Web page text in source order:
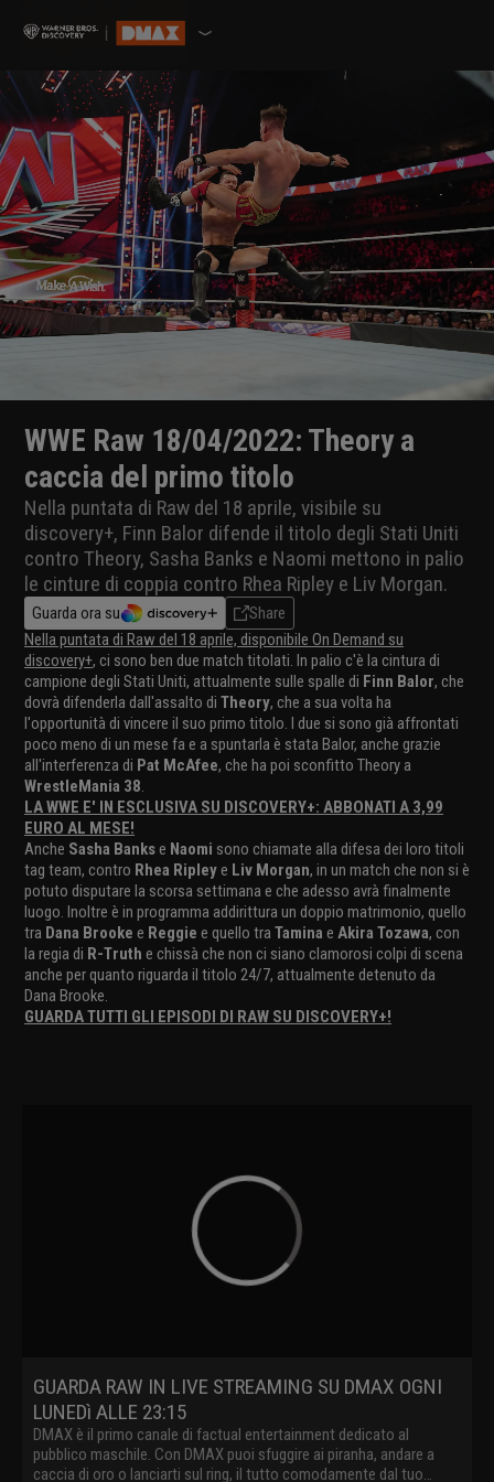
WWE Raw 18/04/2022: Theory a
caccia del primo titolo
Nella puntata di Raw del 18 aprile, visibile su
discovery+, Finn Balor difende il titolo degli Stati Uniti
contro Theory, Sasha Banks e Naomi mettono in palio
le cinture di coppia contro Rhea Ripley e Liv Morgan.
Guarda ora su
Share
Nella puntata di Raw del 18 aprile, disponibile On Demand su
discovery+, ci sono ben due match titolati. In palio c'è la cintura di
campione degli Stati Uniti, attualmente sulle spalle di Finn Balor, che
dovrà difenderla dall'assalto di Theory, che a sua volta ha
l'opportunità di vincere il suo primo titolo. I due si sono già affrontati
poco meno di un mese fa e a spuntarla è stata Balor, anche grazie
all'interferenza di Pat McAfee, che ha poi sconfitto Theory a
WrestleMania 38.
LA WWE E' IN ESCLUSIVA SU DISCOVERY+: ABBONATI A 3,99
EURO AL MESE!
Anche Sasha Bankse Naomi sono chiamate alla difesa dei loro titoli
tag team, contro Rhea Ripleye Liv Morgan, in un match che non si è
potuto disputare la scorsa settimana e che adesso avrà finalmente
luogo. Inoltre è in programma addirittura un doppio matrimonio, quello
tra Dana Brooke e Reggie e quello tra Tamina e Akira Tozawa, con
la regia di R-Truth e chissà che non ci siano clamorosi colpi di scena
anche per quanto riguarda il titolo 24/7, attualmente detenuto da
Dana Brooke.
GUARDA TUTTI GLI EPISODI DI RAW SU DISCOVERY+!
GUARDA RAW IN LIVE STREAMING SU DMAX OGNI
LUNEDì ALLE 23:15
DMAX è il primo canale di factual entertainment dedicato al
pubblico maschile. Con DMAX puoi sfuggire ai piranha, andare a
caccia di oro o lanciarti sul ring, il tutto comodamente dal tuo